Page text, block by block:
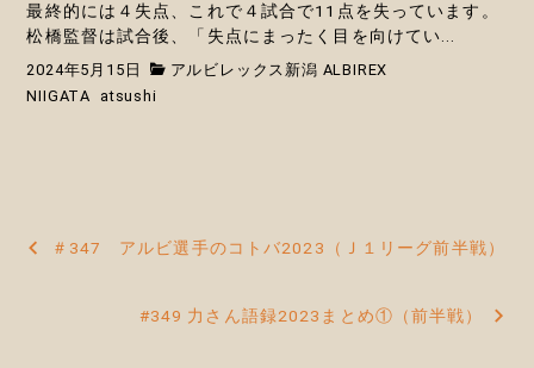
最終的には４失点、これで４試合で11点を失っています。
松橋監督は試合後、「失点にまったく目を向けてい...
2024年5月15日
アルビレックス新潟 ALBIREX
NIIGATA
atsushi
投
＃347 アルビ選手のコトバ2023（Ｊ１リーグ前半戦）
#349 力さん語録2023まとめ①（前半戦）